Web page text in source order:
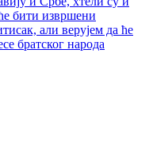
бити извршени
али верујем да ће
братског народа